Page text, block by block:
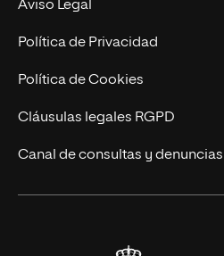
Marketing y Comunicación
Ingeniería
Diseño
Ciencias de la Salud
Aviso Legal
Política de Privacidad
Política de Cookies
Cláusulas legales RGPD
Canal de consultas y denuncias